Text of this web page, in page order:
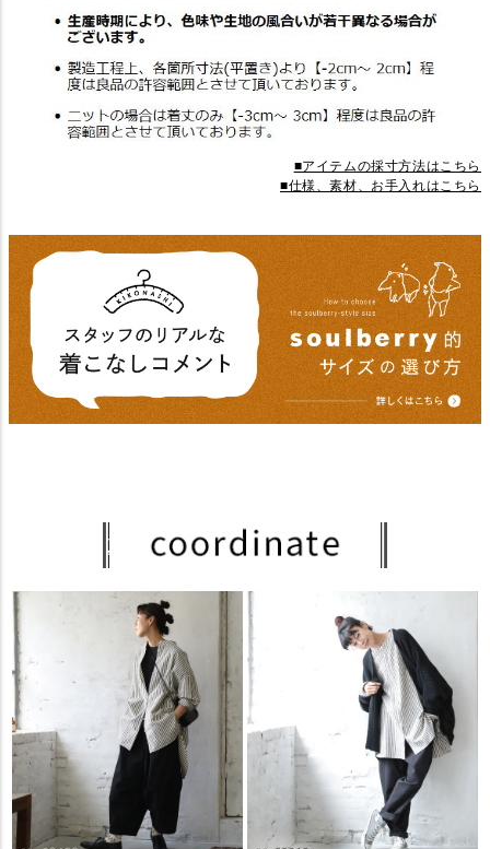
■アイテムの採寸方法はこちら
■仕様、素材、お手入れはこちら